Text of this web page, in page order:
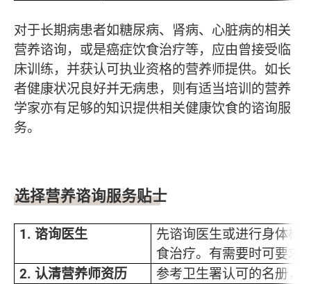
对于长期病患者如糖尿病、肾病、心脏病的相关
营养谘询，或是癌症饮食治疗等，应由曾接受临
床训练，并获认可执业资格的营养师提供。如长
者健康状况良好并无病患，则有适当培训的营养
学家亦有足够的知识提供相关健康饮食的谘询服
务。
选择营养谘询服务贴士
1. 谘询医生
先谘询医生或进行身体检
食治疗。有需要时可要求
2. 认清营养师资历
参考卫生署认可的名册，